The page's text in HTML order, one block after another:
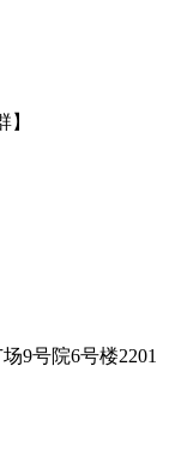
9号院6号楼2201